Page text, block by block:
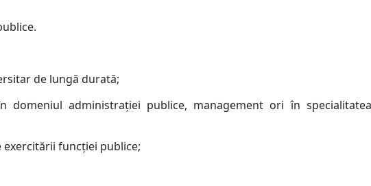
de lungă durată;
administraţiei publice, management ori în
funcţiei publice;